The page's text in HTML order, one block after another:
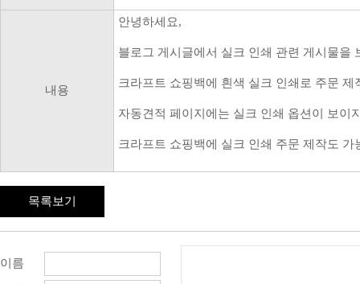
내용
안녕하세요,
블로그 게시글에서 실크 인쇄 관련 게시물을
크라프트 쇼핑백에 흰색 실크 인쇄로 주문 제
자동견적 페이지에는 실크 인쇄 옵션이 보이
크라프트 쇼핑백에 실크 인쇄 주문 제작도 가
목록보기
이름